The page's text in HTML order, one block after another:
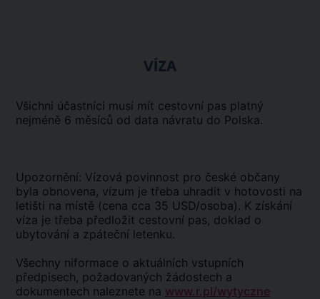
VÍZA
Všichni účastníci musí mít cestovní pas platný
nejméně 6 měsíců od data návratu do Polska.
Upozornění: Vízová povinnost pro české občany
byla obnovena, vízum je třeba uhradit v hotovosti na
letišti na místě (cena cca 35 USD/osoba). K získání
víza je třeba předložit cestovní pas, doklad o
ubytování a zpáteční letenku.
Všechny niformace o aktuálních vstupních
předpisech, požadovaných žádostech a
dokumentech naleznete na www.r.pl/wytyczne